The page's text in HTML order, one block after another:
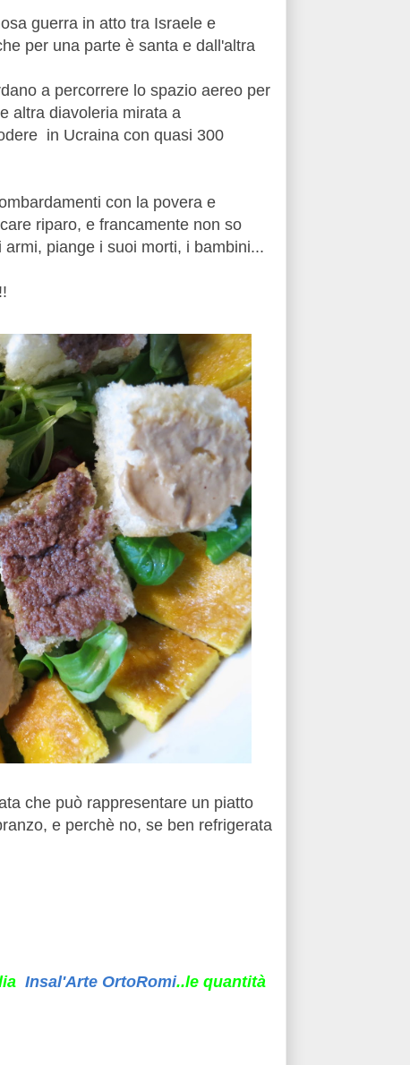
guerra in atto tra Israele e
per una parte è santa e dall'altra
a percorrere lo spazio aereo per
altra diavoleria mirata a
in Ucraina con quasi 300
con la povera e
riparo, e francamente non so
piange i suoi morti, i bambini...
che può rappresentare un piatto
e perchè no, se ben refrigerata
Insal'Arte OrtoRomi..le quantità